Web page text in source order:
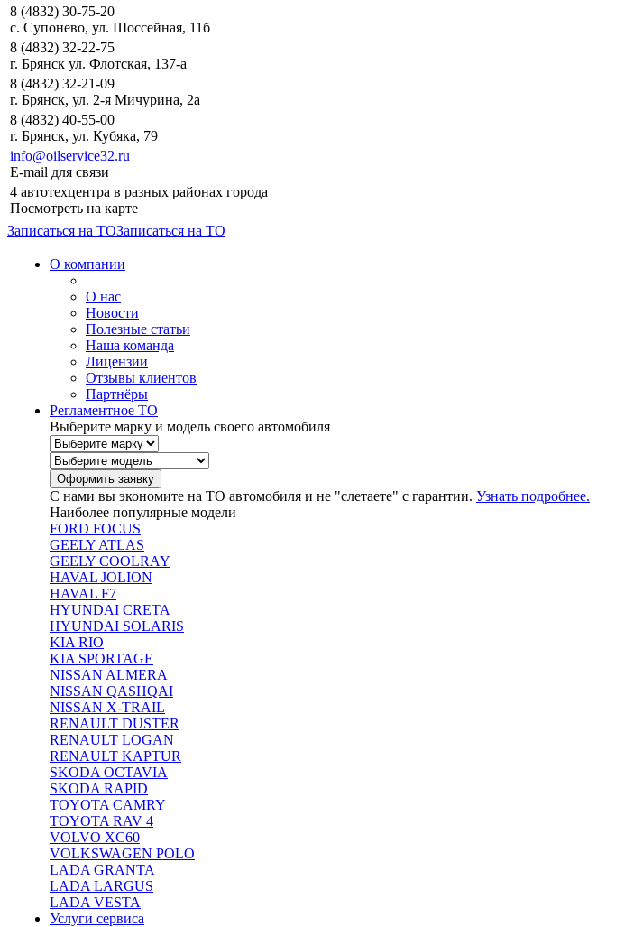
8 (4832) 30-75-20
с. Супонево, ул. Шоссейная, 11б
8 (4832) 32-22-75
г. Брянск ул. Флотская, 137-а
8 (4832) 32-21-09
г. Брянск, ул. 2-я Мичурина, 2а
8 (4832) 40-55-00
г. Брянск, ул. Кубяка, 79
info@oilservice32.ru
E-mail для связи
4 автотехцентра в разных районах города
Посмотреть на карте
Записаться на ТОЗаписаться на ТО
О компании
О нас
Новости
Полезные статьи
Наша команда
Лицензии
Отзывы клиентов
Партнёры
Регламентное ТО
Выберите марку и модель своего автомобиля
С нами вы экономите на ТО автомобиля и не "слетаете" с гарантии. Узнать подробнее.
Наиболее популярные модели
FORD FOCUS
GEELY ATLAS
GEELY COOLRAY
HAVAL JOLION
HAVAL F7
HYUNDAI CRETA
HYUNDAI SOLARIS
KIA RIO
KIA SPORTAGE
NISSAN ALMERA
NISSAN QASHQAI
NISSAN X-TRAIL
RENAULT DUSTER
RENAULT LOGAN
RENAULT KAPTUR
SKODA OCTAVIA
SKODA RAPID
TOYOTA CAMRY
TOYOTA RAV 4
VOLVO XC60
VOLKSWAGEN POLO
LADA GRANTA
LADA LARGUS
LADA VESTA
Услуги сервиса